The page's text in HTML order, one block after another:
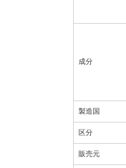
成分
製造国
区分
販売元